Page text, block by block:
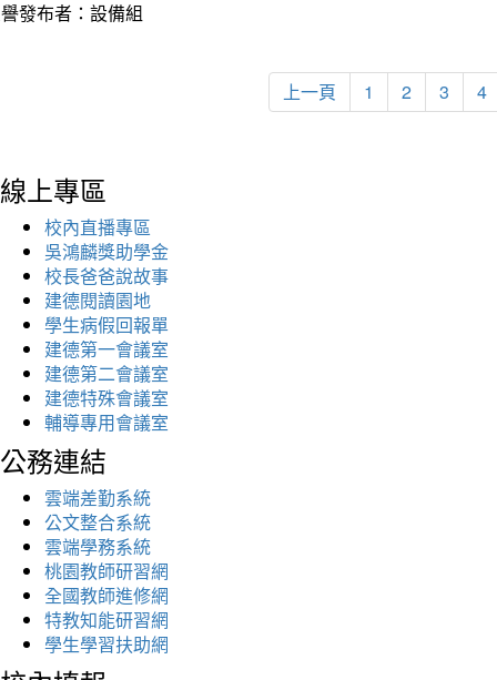
發布者：設備組
上一頁 1 2 3 4
線上專區
校內直播專區
吳鴻麟獎助學金
校長爸爸說故事
建德閱讀園地
學生病假回報單
建德第一會議室
建德第二會議室
建德特殊會議室
輔導專用會議室
公務連結
雲端差勤系統
公文整合系統
雲端學務系統
桃園教師研習網
全國教師進修網
特教知能研習網
學生學習扶助網